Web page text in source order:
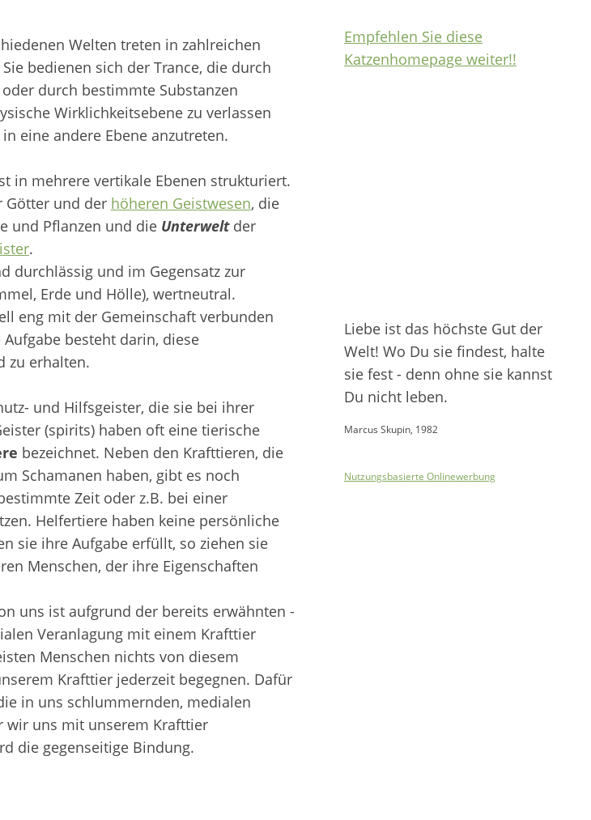
Welten treten in zahlreichen
bedienen sich der Trance, die durch
durch bestimmte Substanzen
Wirklichkeitsebene zu verlassen
eine andere Ebene anzutreten.
in mehrere vertikale Ebenen strukturiert.
und der höheren Geistwesen, die
und Pflanzen und die Unterweltder
.
durchlässig und im Gegensatz zur
Erde und Hölle), wertneutral.
eng mit der Gemeinschaft verbunden
besteht darin, diese
zu erhalten.
und Hilfsgeister, die sie bei ihrer
(spirits) haben oft eine tierische
bezeichnet. Neben den Krafttieren, die
Schamanen haben, gibt es noch
Zeit oder z.B. bei einer
Helfertiere haben keine persönliche
sie ihre Aufgabe erfüllt, so ziehen sie
Menschen, der ihre Eigenschaften
uns ist aufgrund der bereits erwähnten -
Veranlagung mit einem Krafttier
Menschen nichts von diesem
Krafttier jederzeit begegnen. Dafür
in uns schlummernden, medialen
wir uns mit unserem Krafttier
die gegenseitige Bindung.
Empfehlen Sie diese
Katzenhomepage weiter!!
Liebe ist das höchste Gut der
Welt! Wo Du sie findest, halte
sie fest - denn ohne sie kannst
Du nicht leben.
Marcus Skupin, 1982
Nutzungsbasierte Onlinewerbung